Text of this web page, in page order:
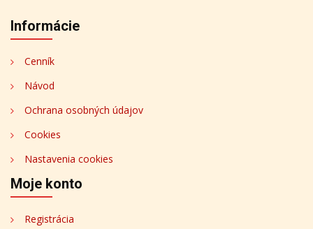
Informácie
Cenník
Návod
Ochrana osobných údajov
Cookies
Nastavenia cookies
Moje konto
Registrácia